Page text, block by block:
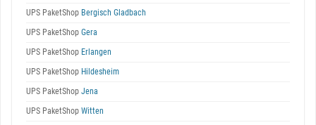
UPS PaketShop Bergisch Gladbach
UPS PaketShop Gera
UPS PaketShop Erlangen
UPS PaketShop Hildesheim
UPS PaketShop Jena
UPS PaketShop Witten